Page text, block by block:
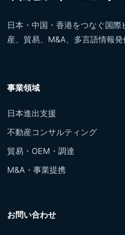
日本・中国・香港をつなぐ国
産、貿易、M&A、多言語情報発
事業領域
日本進出支援
不動産コンサルティング
貿易・OEM・調達
M&A・事業提携
お問い合わせ